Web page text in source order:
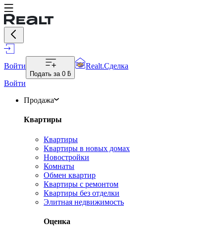
Войти
Подать за 0 ƃ
Realt.Сделка
Войти
Продажа
Квартиры
Квартиры
Квартиры в новых домах
Новостройки
Комнаты
Обмен квартир
Квартиры с ремонтом
Квартиры без отделки
Элитная недвижимость
Оценка